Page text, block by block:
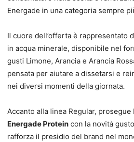
Energade in una categoria sempre
Il cuore dell’offerta è rappresentato
in acqua minerale, disponibile nel
gusti Limone, Arancia e Arancia
pensata per aiutare a dissetarsi e
nei diversi momenti della giornata.
Accanto alla linea Regular, prosegue
Energade Protein con la novità
rafforza il presidio del brand nel